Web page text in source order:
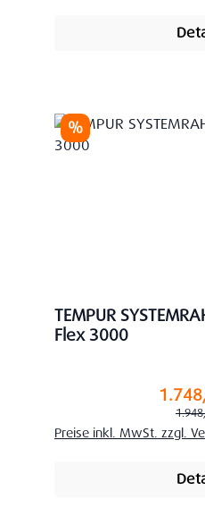
Rabatt
%
TEMPUR
Flex 3000
Verkaufspreis:
Preise inkl. MwSt. zzgl.